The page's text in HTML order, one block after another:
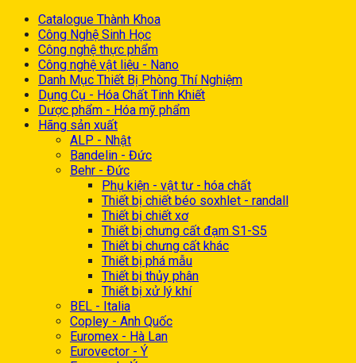
Catalogue Thành Khoa
Công Nghệ Sinh Học
Công nghệ thực phẩm
Công nghệ vật liệu - Nano
Danh Mục Thiết Bị Phòng Thí Nghiệm
Dụng Cụ - Hóa Chất Tinh Khiết
Dược phẩm - Hóa mỹ phẩm
Hãng sản xuất
ALP - Nhật
Bandelin - Đức
Behr - Đức
Phụ kiện - vật tư - hóa chất
Thiết bị chiết béo soxhlet - randall
Thiết bị chiết xơ
Thiết bị chưng cất đạm S1-S5
Thiết bị chưng cất khác
Thiết bị phá mẫu
Thiết bị thủy phân
Thiết bị xử lý khí
BEL - Italia
Copley - Anh Quốc
Euromex - Hà Lan
Eurovector - Ý